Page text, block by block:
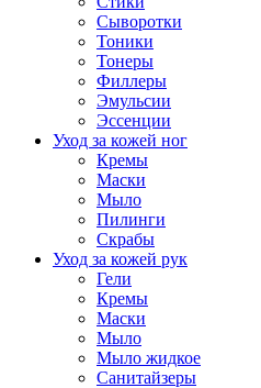
Сыворотки
Тоники
Тонеры
Филлеры
Эмульсии
Эссенции
Уход за кожей ног
Кремы
Маски
Мыло
Пилинги
Скрабы
Уход за кожей рук
Гели
Кремы
Маски
Мыло
Мыло жидкое
Санитайзеры